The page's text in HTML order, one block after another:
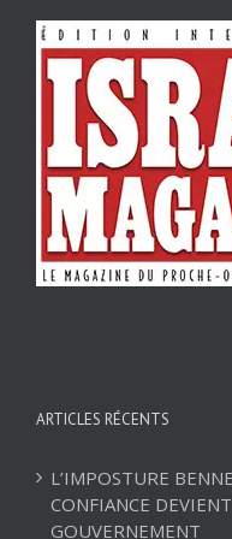
ARTICLES RÉCENTS
L’IMPOSTURE
CONFIANCE
GOUVERNEMENT